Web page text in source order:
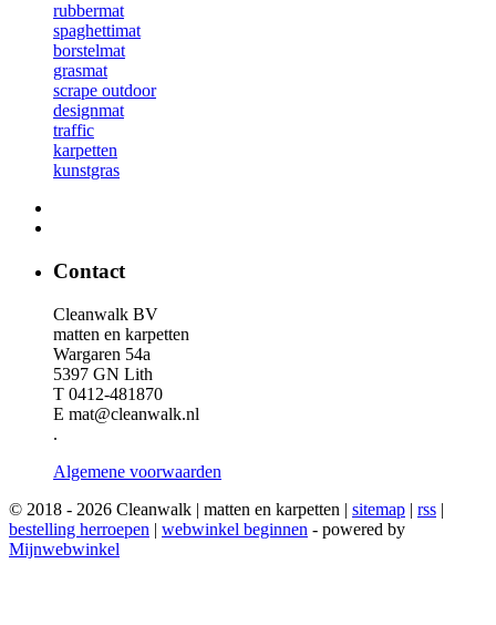
rubbermat
spaghettimat
borstelmat
grasmat
scrape outdoor
designmat
traffic
karpetten
kunstgras
Contact
Cleanwalk BV
matten en karpetten
Wargaren 54a
5397 GN Lith
T 0412-481870
E mat@cleanwalk.nl
.
Algemene voorwaarden
© 2018 - 2026 Cleanwalk | matten en karpetten | sitemap | rss |
bestelling herroepen | webwinkel beginnen - powered by
Mijnwebwinkel